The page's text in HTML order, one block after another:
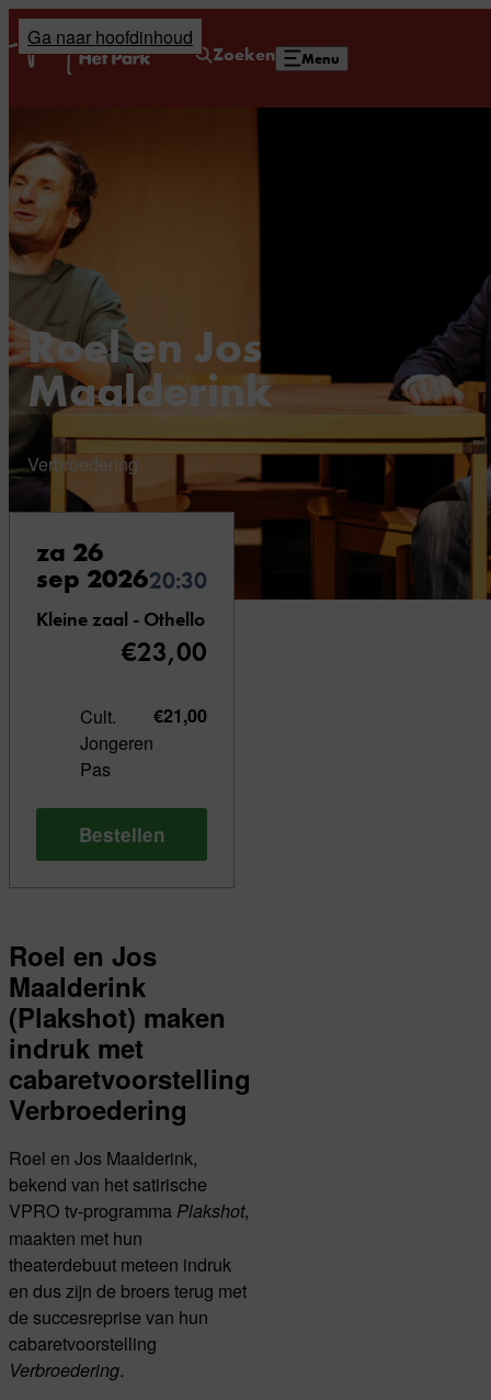
Ga naar hoofdinhoud
Zoeken Menu
Home
Roel en Jos
Maalderink
Verbroedering
za 26
sep 202620:30
Kleine zaal - Othello
€23,00
Cult.
Jongeren
Pas
€21,00
Bestellen
Roel en Jos
Maalderink
(Plakshot) maken
indruk met
cabaretvoorstelling
Verbroedering
Roel en Jos Maalderink,
bekend van het satirische
VPRO tv-programma Plakshot,
maakten met hun
theaterdebuut meteen indruk
en dus zijn de broers terug met
de succesreprise van hun
cabaretvoorstelling
Verbroedering.